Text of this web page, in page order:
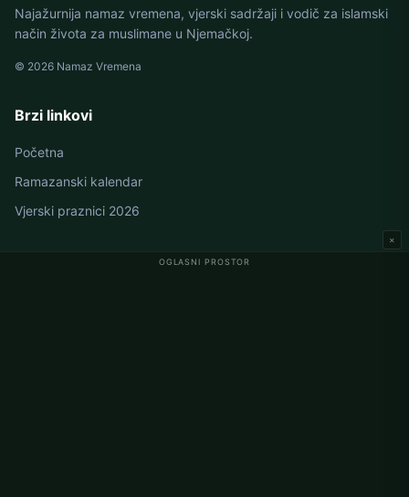
OGLASNI PROSTOR
×
Najažurnija namaz vremena, vjerski sadržaji i vodič za islamski
način života za muslimane u Njemačkoj.
© 2026 Namaz Vremena
Brzi linkovi
Početna
Ramazanski kalendar
Vjerski praznici 2026
Namaz vremena u Njemačkoj